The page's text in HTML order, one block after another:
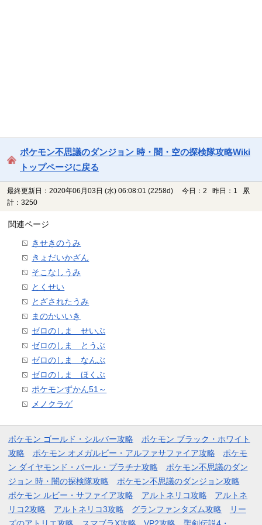
ポケモン不思議のダンジョン 時・闇・空の探検隊攻略Wiki
トップページに戻る
最終更新日：2020年06月03日 (水) 06:08:01 (2258d)
今日：2 昨日：1 累
計：3250
関連ページ
きせきのうみ
きょだいかざん
そこなしうみ
とくせい
とざされたうみ
まのかいいき
ゼロのしま せいぶ
ゼロのしま とうぶ
ゼロのしま なんぶ
ゼロのしま ほくぶ
ポケモンずかん51～
メノクラゲ
ポケモン ゴールド・シルバー攻略
ポケモン ブラック・ホワイト
攻略
ポケモン オメガルビー・アルファサファイア攻略
ポケモ
ン ダイヤモンド・パール・プラチナ攻略
ポケモン不思議のダン
ジョン 時・闇の探検隊攻略
ポケモン不思議のダンジョン攻略
ポケモン ルビー・サファイア攻略
アルトネリコ攻略
アルトネ
リコ2攻略
アルトネリコ3攻略 グランファンタズム攻略
リー